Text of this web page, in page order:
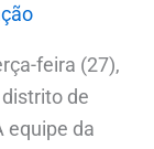
feira (27),
de
equipe da